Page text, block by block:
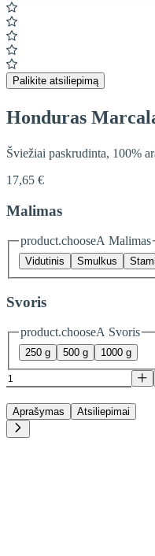
Item
1
of
6
Palikite atsiliepimą
Honduras
Šviežiai paskrudinta, 100%
17,65 €
Malimas
product.chooseA Malimas
Vidutinis Smulkus
Svoris
product.chooseA Svoris
250 g 500 g 1000 g
Aprašymas Atsiliepimai